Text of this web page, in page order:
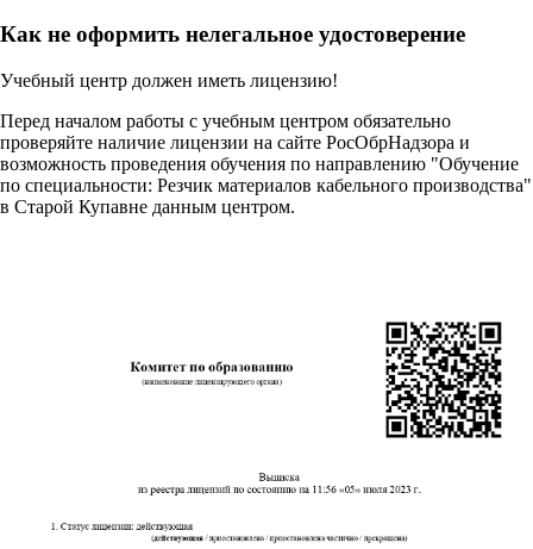
Как не оформить нелегальное удостоверение
Учебный центр должен иметь лицензию!
Перед началом работы с учебным центром обязательно
проверяйте наличие лицензии на сайте РосОбрНадзора и
возможность проведения обучения по направлению "Обучение
по специальности: Резчик материалов кабельного производства"
в Старой Купавне данным центром.